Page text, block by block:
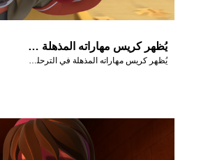
يُظهر كريس مهاراته المذهلة في الترحلق لجوي وغيزمو.
يُظهر كريس مهاراته المذهلة في الترحلق لجوي وغيزمو.